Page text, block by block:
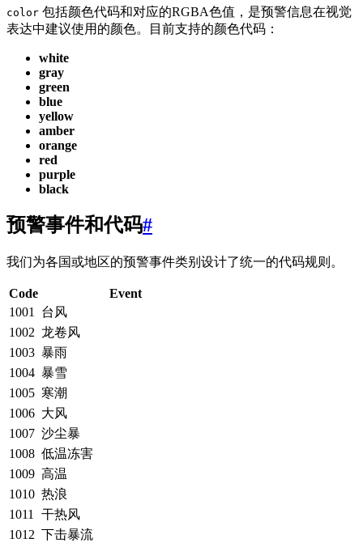
color 包括颜色代码和对应的RGBA色值，是预警信息在视觉
表达中建议使用的颜色。目前支持的颜色代码：
white
gray
green
blue
yellow
amber
orange
red
purple
black
预警事件和代码#
我们为各国或地区的预警事件类别设计了统一的代码规则。
Code
Event
1001
台风
1002 龙卷风
1003 暴雨
1004 暴雪
1005 寒潮
1006 大风
1007 沙尘暴
1008 低温冻害
1009 高温
1010 热浪
1011
干热风
1012 下击暴流